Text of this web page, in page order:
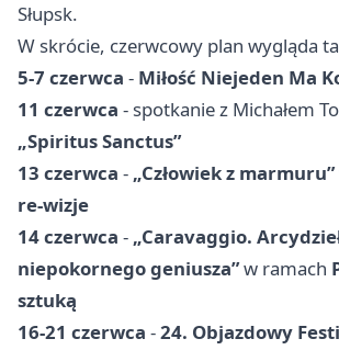
Słupsk.
W skrócie, czerwcowy plan wygląda
5-7 czerwca - Miłość Niejeden Ma
11 czerwca - spotkanie z Michałem
„Spiritus Sanctus”
13 czerwca - „Człowiek z marmuru”
re-wizje
14 czerwca - „Caravaggio.
niepokornego geniusza”w ramach
sztuką
16-21 czerwca -24. Objazdowy